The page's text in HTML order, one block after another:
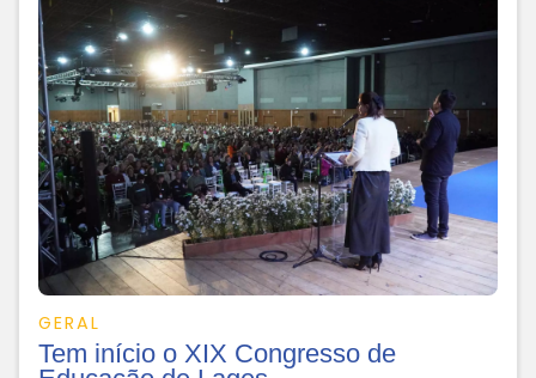
GERAL
Tem início o XIX Congresso de